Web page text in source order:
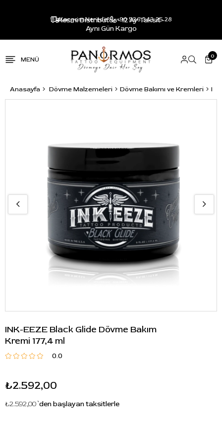
Resmi Distribütör - 12 Ay Taksit -
Aynı Gün Kargo
Kargom Nerede? +90 536 343 25 28
0
Anasayfa Dövme Malzemeleri Dövme Bakımı ve Kremleri
INK-EEZE Black Glide Dövme Bakım
Kremi 177,4 ml
0.0
₺2.592,00
₺2.592,00`den başlayan taksitlerle